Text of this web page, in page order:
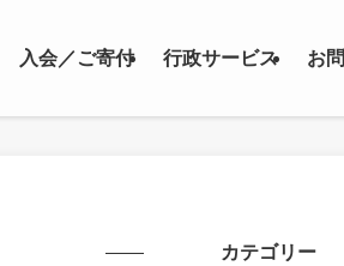
入会／ご寄付 行政サービス お
カテゴリー